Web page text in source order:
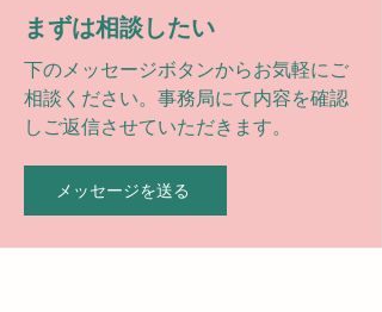
​まずは相談したい
下のメッセージボタンからお気軽にご
相談ください。事務局にて内容を確認
しご返信させていただきます。
メッセージを送る